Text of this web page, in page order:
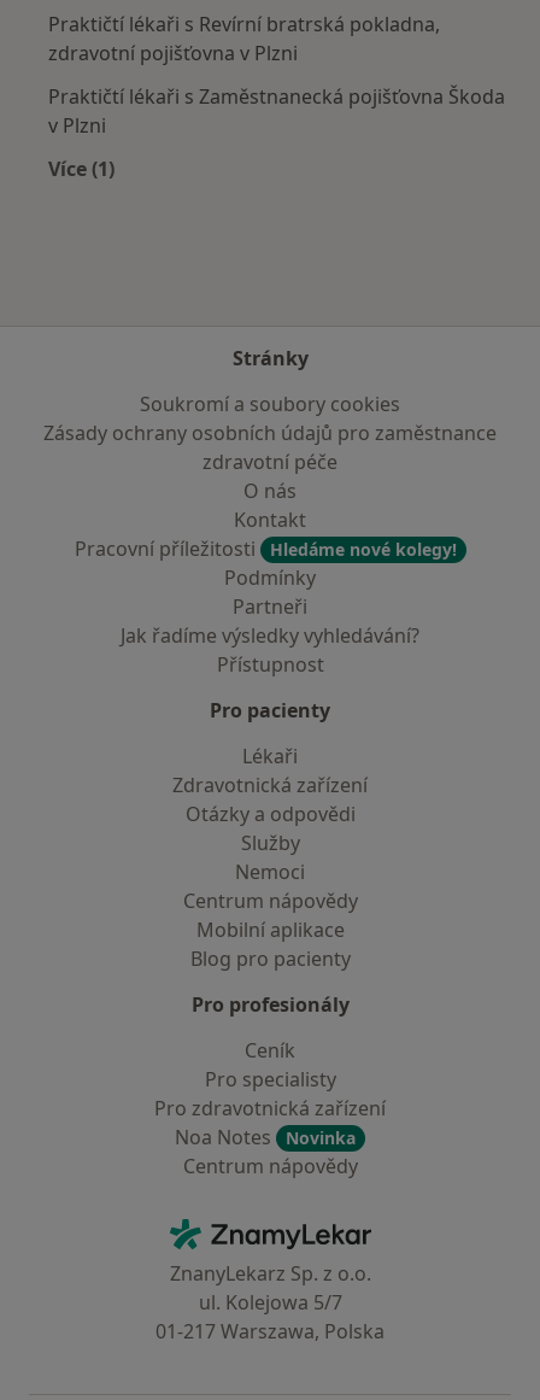
Praktičtí lékaři s Revírní bratrská pokladna,
zdravotní pojišťovna v Plzni
Praktičtí lékaři s Zaměstnanecká pojišťovna Škoda
v Plzni
Více (1)
Stránky
Soukromí a soubory cookies
Zásady ochrany osobních údajů pro zaměstnance
zdravotní péče
O nás
Kontakt
Pracovní příležitosti
Hledáme nové kolegy!
Podmínky
Partneři
Jak řadíme výsledky vyhledávání?
Přístupnost
Pro pacienty
Lékaři
Zdravotnická zařízení
Otázky a odpovědi
Služby
Nemoci
Centrum nápovědy
Mobilní aplikace
Blog pro pacienty
Pro profesionály
Ceník
Pro specialisty
Pro zdravotnická zařízení
Noa Notes
Novinka
Centrum nápovědy
ZnamyLekar - Hlavní stránka
ZnanyLekarz Sp. z o.o.
ul. Kolejowa 5/7
01-217 Warszawa, Polska